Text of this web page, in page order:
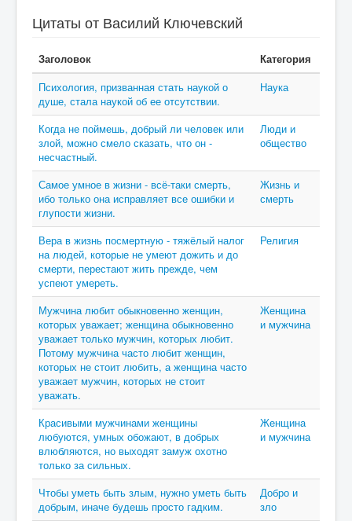
Цитаты от Василий Ключевский
Заголовок
Категория
Психология, призванная стать наукой о
душе, стала наукой об ее отсутствии.
Наука
Когда не поймешь, добрый ли человек или
злой, можно смело сказать, что он -
несчастный.
Люди и
общество
Самое умное в жизни - всё-таки смерть,
ибо только она исправляет все ошибки и
глупости жизни.
Жизнь и
смерть
Вера в жизнь посмертную - тяжёлый налог
на людей, которые не умеют дожить и до
смерти, перестают жить прежде, чем
успеют умереть.
Религия
Мужчина любит обыкновенно женщин,
которых уважает; женщина обыкновенно
уважает только мужчин, которых любит.
Потому мужчина часто любит женщин,
которых не стоит любить, а женщина часто
уважает мужчин, которых не стоит
уважать.
Женщина
и мужчина
Красивыми мужчинами женщины
любуются, умных обожают, в добрых
влюбляются, но выходят замуж охотно
только за сильных.
Женщина
и мужчина
Чтобы уметь быть злым, нужно уметь быть
добрым, иначе будешь просто гадким.
Добро и
зло